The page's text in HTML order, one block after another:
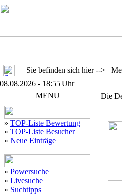
Sie befinden sich hier -->
08.08.2026 - 18:55 Uhr
MENU
» TOP-Liste Bewertung
» TOP-Liste Besucher
» Neue Einträge
» Powersuche
» Livesuche
» Suchtipps
Die